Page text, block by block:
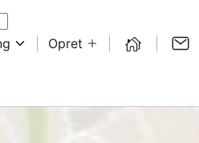
Opret